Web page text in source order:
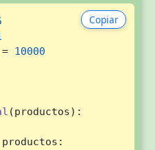
Copiar
= 10000
(productos):
productos: